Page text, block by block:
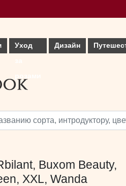
Уход
Дизайн
Buxom Beauty,
XXL, Wanda